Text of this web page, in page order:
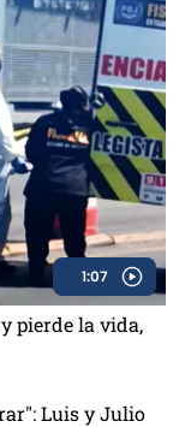
1:07
pierde la vida,
Luis y Julio